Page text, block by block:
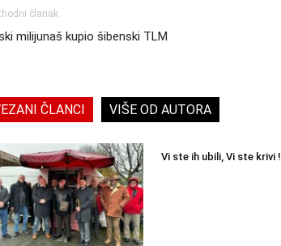
članak
milijunaš kupio šibenski TLM
ČLANCI VIŠE OD AUTORA
Vi ste ih ubili, Vi ste krivi !